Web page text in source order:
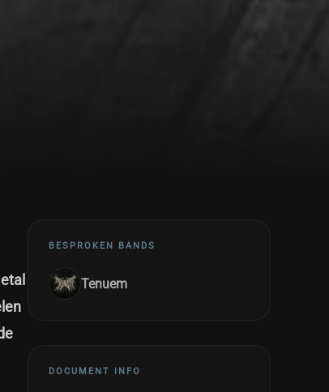
BESPROKEN BANDS
Tenuem
DOCUMENT INFO